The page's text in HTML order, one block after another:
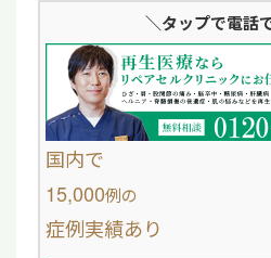
n
e
c
e
b
o
＼タップで電話
国内で
15,000例の
症例実績あり